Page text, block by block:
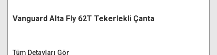
Vanguard Alta Fly 62T Tekerlekli Çanta
Tüm Detayları Gör